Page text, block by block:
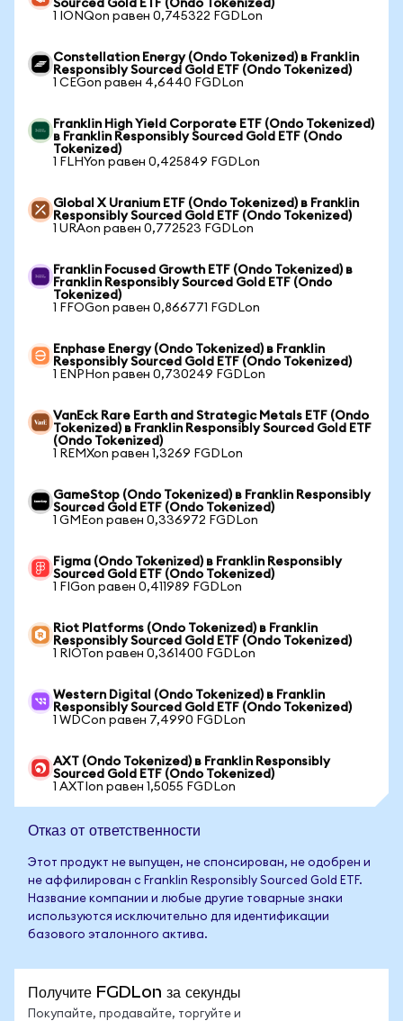
Sourced Gold ETF (Ondo Tokenized)
1 IONQon равен 0,745322 FGDLon
Constellation Energy (Ondo Tokenized) в Franklin
Responsibly Sourced Gold ETF (Ondo Tokenized)
1 CEGon равен 4,6440 FGDLon
Franklin High Yield Corporate ETF (Ondo Tokenized)
в Franklin Responsibly Sourced Gold ETF (Ondo
Tokenized)
1 FLHYon равен 0,425849 FGDLon
Global X Uranium ETF (Ondo Tokenized) в Franklin
Responsibly Sourced Gold ETF (Ondo Tokenized)
1 URAon равен 0,772523 FGDLon
Franklin Focused Growth ETF (Ondo Tokenized) в
Franklin Responsibly Sourced Gold ETF (Ondo
Tokenized)
1 FFOGon равен 0,866771 FGDLon
Enphase Energy (Ondo Tokenized) в Franklin
Responsibly Sourced Gold ETF (Ondo Tokenized)
1 ENPHon равен 0,730249 FGDLon
VanEck Rare Earth and Strategic Metals ETF (Ondo
Tokenized) в Franklin Responsibly Sourced Gold ETF
(Ondo Tokenized)
1 REMXon равен 1,3269 FGDLon
GameStop (Ondo Tokenized) в Franklin Responsibly
Sourced Gold ETF (Ondo Tokenized)
1 GMEon равен 0,336972 FGDLon
Figma (Ondo Tokenized) в Franklin Responsibly
Sourced Gold ETF (Ondo Tokenized)
1 FIGon равен 0,411989 FGDLon
Riot Platforms (Ondo Tokenized) в Franklin
Responsibly Sourced Gold ETF (Ondo Tokenized)
1 RIOTon равен 0,361400 FGDLon
Western Digital (Ondo Tokenized) в Franklin
Responsibly Sourced Gold ETF (Ondo Tokenized)
1 WDCon равен 7,4990 FGDLon
AXT (Ondo Tokenized) в Franklin Responsibly
Sourced Gold ETF (Ondo Tokenized)
1 AXTIon равен 1,5055 FGDLon
Отказ от ответственности
Этот продукт не выпущен, не спонсирован, не одобрен и
не аффилирован с Franklin Responsibly Sourced Gold ETF.
Название компании и любые другие товарные знаки
используются исключительно для идентификации
базового эталонного актива.
Получите FGDLon за секунды
Покупайте, продавайте, торгуйте и